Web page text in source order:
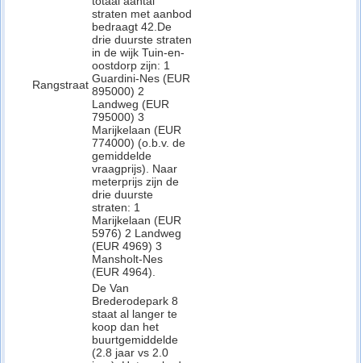
Rangstraat
straten met aanbod
bedraagt 42.De
drie duurste straten
in de wijk Tuin-en-
oostdorp zijn: 1
Guardini-Nes (EUR
895000) 2
Landweg (EUR
795000) 3
Marijkelaan (EUR
774000) (o.b.v. de
gemiddelde
vraagprijs). Naar
meterprijs zijn de
drie duurste
straten: 1
Marijkelaan (EUR
5976) 2 Landweg
(EUR 4969) 3
Mansholt-Nes
(EUR 4964).
De Van
Brederodepark 8
staat al langer te
koop dan het
buurtgemiddelde
(2.8 jaar vs 2.0